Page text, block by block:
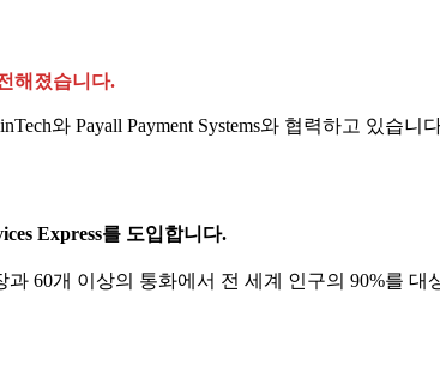
해졌습니다.
와 Payall Payment Systems와 협력하고 있습니
Express를 도입합니다.
60개 이상의 통화에서 전 세계 인구의 90%를 대